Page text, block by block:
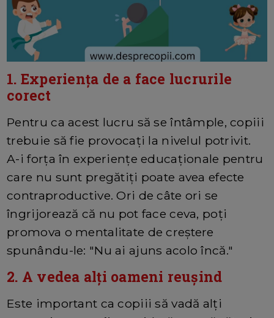
1. Experiența de a face lucrurile
corect
Pentru ca acest lucru să se întâmple, copiii
trebuie să fie provocați la nivelul potrivit.
A-i forța în experiențe educaționale pentru
care nu sunt pregătiți poate avea efecte
contraproductive. Ori de câte ori se
îngrijorează că nu pot face ceva, poți
promova o mentalitate de creștere
spunându-le: "Nu ai ajuns acolo încă."
2. A vedea alți oameni reușind
Este important ca copiii să vadă alți